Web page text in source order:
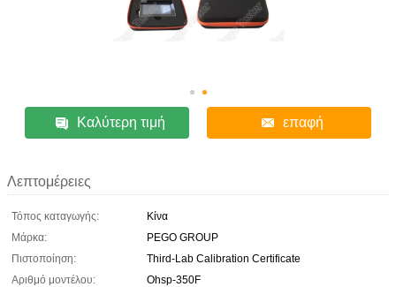
Καλύτερη τιμή επαφή
Λεπτομέρειες
Τόπος καταγωγής:
Κίνα
Μάρκα:
PEGO GROUP
Πιστοποίηση:
Third-Lab Calibration Certificate
Αριθμό μοντέλου:
Ohsp-350F